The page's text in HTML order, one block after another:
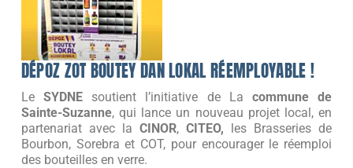
DÉPOZ ZOT BOUTEY DAN LOKAL RÉEMPLOYABLE !
LeSYDNE soutient l’initiative de La commune de
Sainte-Suzanne, qui lance un nouveau projet local, en
partenariat avec la CINOR,CITEO, les Brasseries de
Bourbon, Sorebra et COT, pour encourager le réemploi
des bouteilles en verre.